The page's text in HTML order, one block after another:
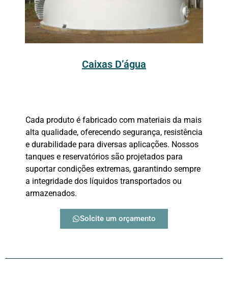
Caixas D’água
Cada produto é fabricado com materiais da mais
alta qualidade, oferecendo segurança, resistência
e durabilidade para diversas aplicações. Nossos
tanques e reservatórios são projetados para
suportar condições extremas, garantindo sempre
a integridade dos líquidos transportados ou
armazenados.
Solcite um orçamento